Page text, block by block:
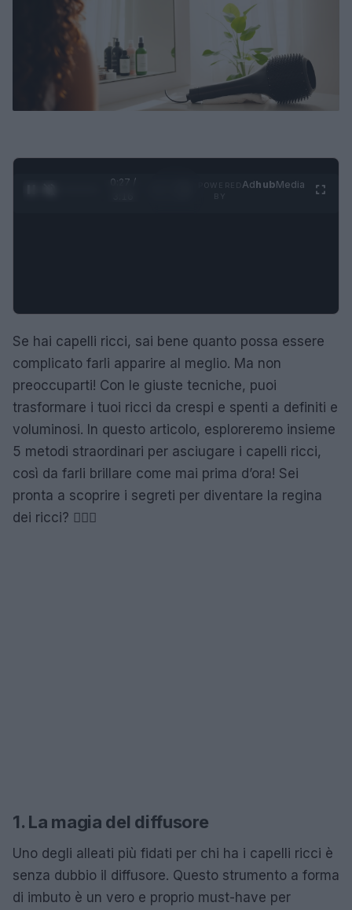
0:27 /
AdhubMedia
Se hai capelli ricci, sai bene quanto possa essere
complicato farli apparire al meglio. Ma non
preoccuparti! Con le giuste tecniche, puoi
trasformare i tuoi ricci da crespi e spenti a definiti e
voluminosi. In questo articolo, esploreremo insieme
5 metodi straordinari per asciugare i capelli ricci,
così da farli brillare come mai prima d’ora! Sei
pronta a scoprire i segreti per diventare la regina
dei ricci? 💁‍♀️✨
1. La magia del diffusore
Uno degli alleati più fidati per chi ha i capelli ricci è
senza dubbio il diffusore. Questo strumento a forma
di imbuto è un vero e proprio must-have per